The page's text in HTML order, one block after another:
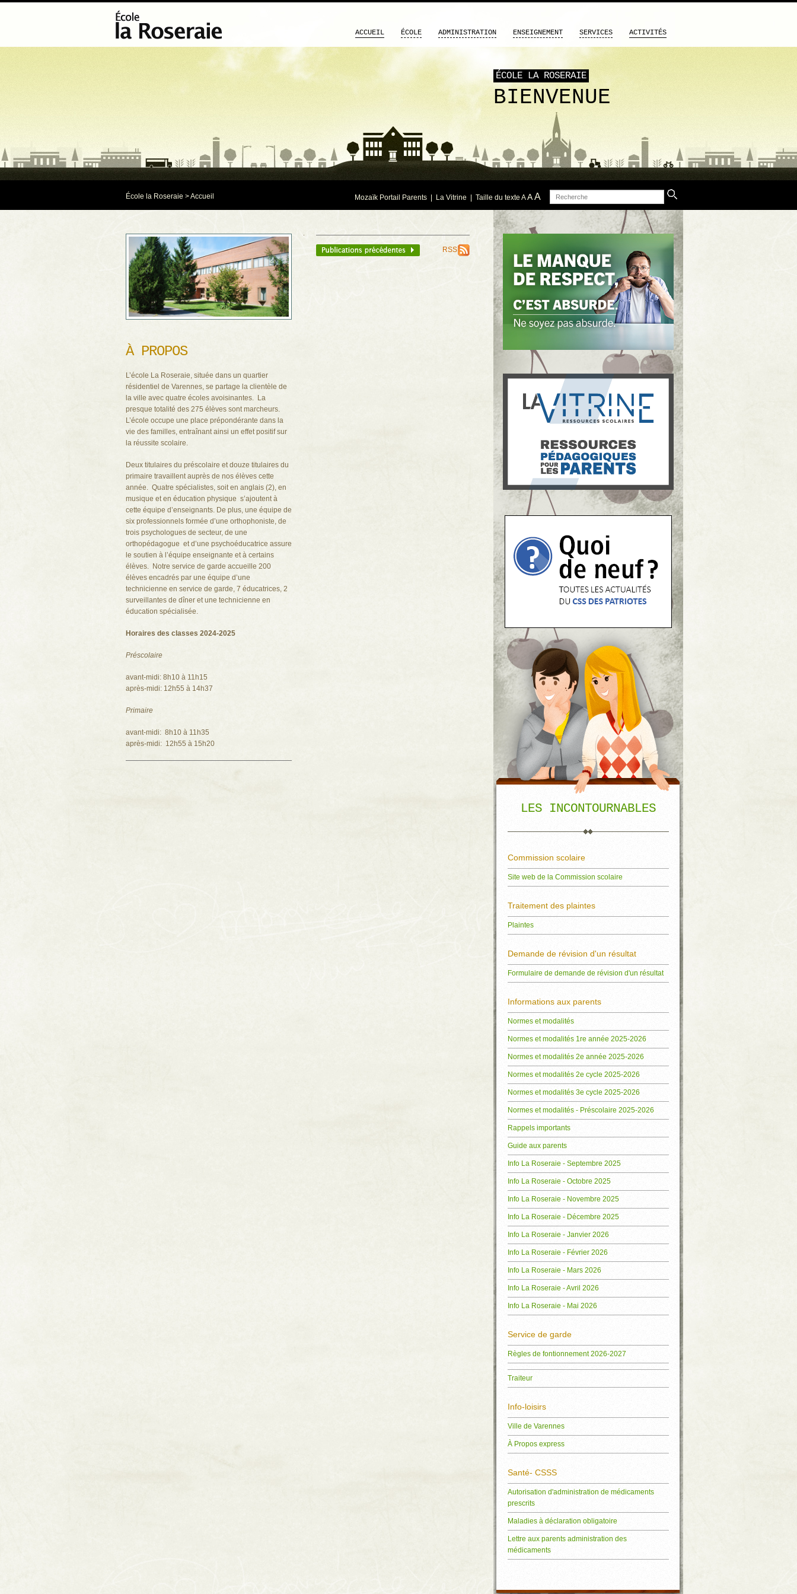
ÉCOLE LA ROSERAIE
BIENVENUE
ACCUEIL ÉCOLE ADMINISTRATION ENSEIGNEMENT SERVICES ACTIVITÉS
École la Roseraie > Accueil Mozaïk Portail Parents La Vitrine | Taille du texte A AA Recherche
À PROPOS
L’école La Roseraie, située dans un quartier
résidentiel de Varennes, se partage la clientèle de
la ville avec quatre écoles avoisinantes. La
presque totalité des 275 élèves sont marcheurs.
L’école occupe une place prépondérante dans la
vie des familles, entraînant ainsi un effet positif sur
la réussite scolaire.
Deux titulaires du préscolaire et douze titulaires du
primaire travaillent auprès de nos élèves cette
année. Quatre spécialistes, soit en anglais (2), en
musique et en éducation physique s’ajoutent à
cette équipe d’enseignants. De plus, une équipe de
six professionnels formée d’une orthophoniste, de
trois psychologues de secteur, de une
orthopédagogue et d’une psychoéducatrice assure
le soutien à l’équipe enseignante et à certains
élèves. Notre service de garde accueille 200
élèves encadrés par une équipe d’une
technicienne en service de garde, 7 éducatrices, 2
surveillantes de dîner et une technicienne en
éducation spécialisée.
Horaires des classes 2024-2025
Préscolaire
avant-midi: 8h10 à 11h15
après-midi: 12h55 à 14h37
Primaire
avant-midi: 8h10 à 11h35
après-midi: 12h55 à 15h20
RSS
LES INCONTOURNABLES
Commission scolaire
Site web de la Commission scolaire
Traitement des plaintes
Plaintes
Demande de révision d'un résultat
Formulaire de demande de révision d'un résultat
Informations aux parents
Normes et modalités
Normes et modalités 1re année 2025-2026
Normes et modalités 2e année 2025-2026
Normes et modalités 2e cycle 2025-2026
Normes et modalités 3e cycle 2025-2026
Normes et modalités - Préscolaire 2025-2026
Rappels importants
Guide aux parents
Info La Roseraie - Septembre 2025
Info La Roseraie - Octobre 2025
Info La Roseraie - Novembre 2025
Info La Roseraie - Décembre 2025
Info La Roseraie - Janvier 2026
Info La Roseraie - Février 2026
Info La Roseraie - Mars 2026
Info La Roseraie - Avril 2026
Info La Roseraie - Mai 2026
Service de garde
Règles de fontionnement 2026-2027
Traiteur
Info-loisirs
Ville de Varennes
À Propos express
Santé- CSSS
Autorisation d'administration de médicaments
prescrits
Maladies à déclaration obligatoire
Lettre aux parents administration des
médicaments